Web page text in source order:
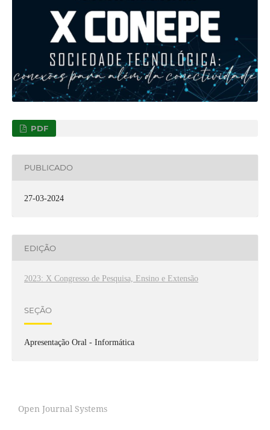
PDF
PUBLICADO
27-03-2024
EDIÇÃO
2023: X Congresso de Pesquisa, Ensino e Extensão
SEÇÃO
Apresentação Oral - Informática
Open Journal Systems